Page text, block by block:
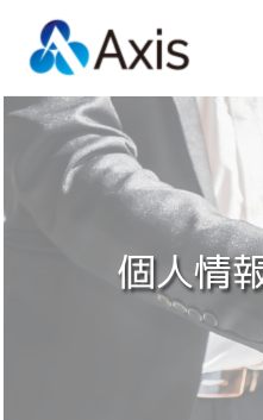
個人情